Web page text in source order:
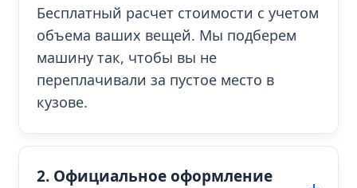
Бесплатный расчет стоимости с учетом
объема ваших вещей. Мы подберем
машину так, чтобы вы не
переплачивали за пустое место в
кузове.
2. Официальное оформление